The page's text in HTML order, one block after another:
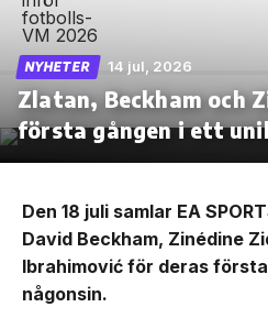
NYHETER 14 jul, 2026
Zlatan, Beckham och
första gången i ett
Den 18 juli samlar EA
David Beckham, Zinédine
Ibrahimović för deras
någonsin.